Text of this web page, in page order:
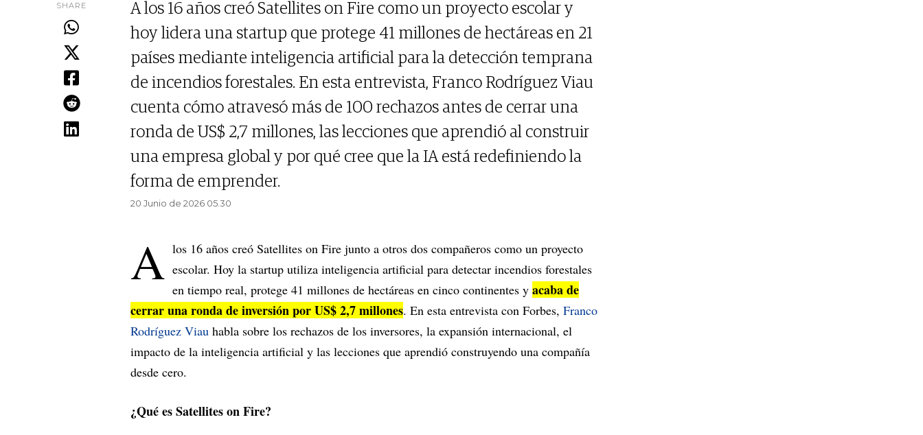
SHARE
A los 16 años creó Satellites on Fire como un proyecto escolar y
hoy lidera una startup que protege 41 millones de hectáreas en 21
países mediante inteligencia artificial para la detección temprana
de incendios forestales. En esta entrevista, Franco Rodríguez Viau
cuenta cómo atravesó más de 100 rechazos antes de cerrar una
ronda de US$ 2,7 millones, las lecciones que aprendió al construir
una empresa global y por qué cree que la IA está redefiniendo la
forma de emprender.
20 Junio de 2026 05.30
A los 16 años creó Satellites on Fire junto a otros dos compañeros como un proyecto
escolar. Hoy la startup utiliza inteligencia artificial para detectar incendios forestales
en tiempo real, protege 41 millones de hectáreas en cinco continentes y acaba de
cerrar una ronda de inversión por US$ 2,7 millones. En esta entrevista con Forbes, Franco
Rodríguez Viau habla sobre los rechazos de los inversores, la expansión internacional, el
impacto de la inteligencia artificial y las lecciones que aprendió construyendo una compañía
desde cero.
¿Qué es Satellites on Fire?